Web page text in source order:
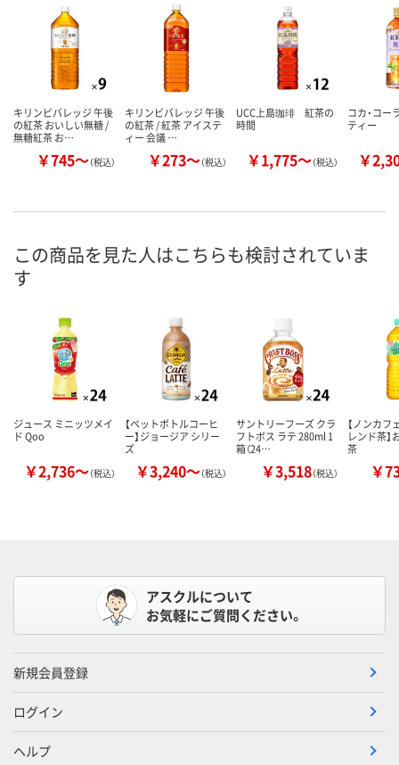
キリンビバレッジ 午後
の紅茶 おいしい無糖 /
無糖紅茶 お…
￥745～（税込）
キリンビバレッジ 午後
の紅茶 / 紅茶 アイステ
ィー 会議 …
￥273～（税込）
UCC上島珈琲 紅茶の
時間
￥1,775～（税込）
コカ・コー
ティー
￥
この商品を見た人はこちらも検討されていま
す
ジュース ミニッツメイ
ド Qoo
￥2,736～（税込）
【ペットボトルコーヒ
ー】ジョージア シリー
ズ
￥3,240～（税込）
サントリーフーズ クラ
フトボス ラテ 280ml 1
箱（24…
￥3,518（税込）
【ノンカフ
レンド茶】
茶
￥
アスクルについて
お気軽にご質問ください。
新規会員登録
ログイン
ヘルプ